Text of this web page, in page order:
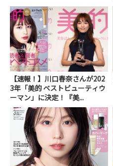
【速報！】川口春奈さんが202
3年「美的 ベストビューティウ
ーマン」に決定！『美...